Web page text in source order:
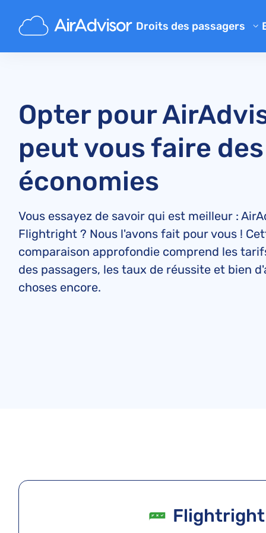
Droits des passagers
Calculateur d'indemnisation
Indemnisation pour bagage
Indemnisation pour
Réclamations aux
Règlements
Opter pour
peut vous faire des
économies
Vous essayez de savoir qui est meilleur :
Flightright ? Nous l'avons fait pour vous !
comparaison approfondie comprend les
des passagers, les taux de réussite et bien
choses encore.
Flightright